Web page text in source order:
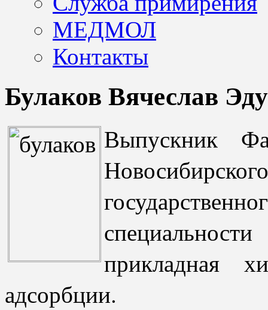
МЕДМОЛ
Контакты
Булаков Вячеслав
Выпускник
Новосибирского
прикладная
адсорбции.